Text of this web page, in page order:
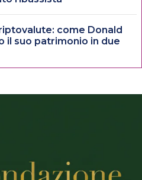
come Donald
il suo patrimonio in due